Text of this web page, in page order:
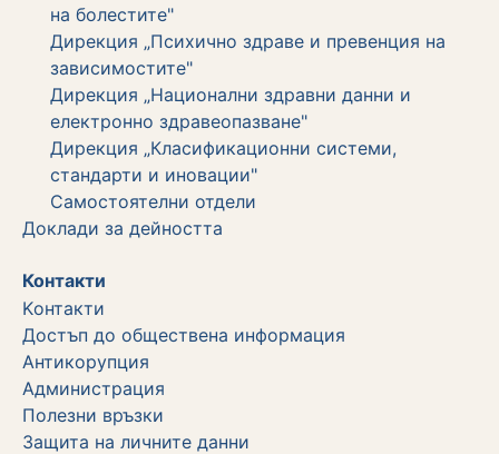
на болестите"
Дирекция „Психично здраве и превенция на
зависимостите"
Дирекция „Национални здравни данни и
електронно здравеопазване"
Дирекция „Класификационни системи,
стандарти и иновации"
Самостоятелни отдели
Дoклади за дейността
Контакти
Kонтакти
Достъп до обществена информация
Aнтикорупция
Администрация
Полезни връзки
Защита на личните данни